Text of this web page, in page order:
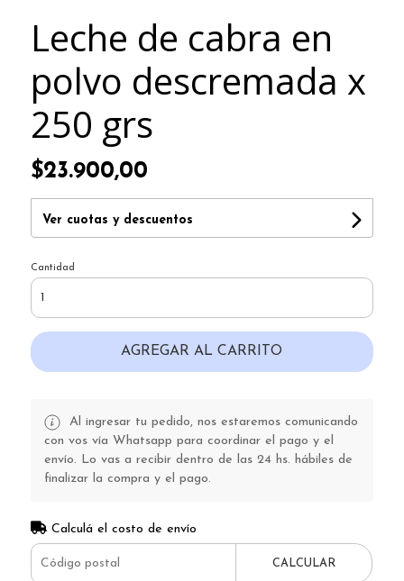
Leche de cabra en
polvo descremada x
250 grs
$23.900,00
Ver cuotas y descuentos
Cantidad
AGREGAR AL CARRITO
Al ingresar tu pedido, nos estaremos comunicando
con vos vía Whatsapp para coordinar el pago y el
envío. Lo vas a recibir dentro de las 24 hs. hábiles de
finalizar la compra y el pago.
Calculá el costo de envío
CALCULAR